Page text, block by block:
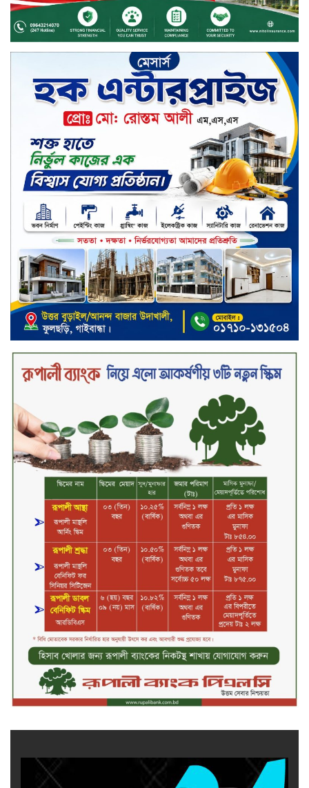
চুয়াডাঙ্গায় বিএআরআই’র কৃষি গবেষণা
কেন্দ্র, মেহেরপুর এর আঞ্চলিক রিভিউ
কর্মশালা/২০২৫-২৬ অনুষ্ঠিত
মুসলিম নিকাহ রেজিস্ট্রার কল্যাণ
পরিষদের সম্মেলন অনুষ্ঠিত
দীর্ঘস্থায়ী ৭,৫০০ এমএএইচ ব্যাটারি
এবং শক্তিশালী গরিলা গ্লাস ৭আই সুরক্ষা
নিয়ে শাওমি উন্মোচন করল নতুন রেডমি
১৭
খালেদা জিয়ার গাড়ীতে হামলাকারী
রুবেলের গোত্রীয় সন্ত্রাসীদের গ্রেফতারের
দাবি
ক্যাশলেস বাংলাদেশ বিনির্মাণে
ইসলামী ব্যাংকের উদ্যোগে বাংলা
কিউআর নিয়ে বিশিষ্ট আলেমদের সঙ্গে
মতবিনিময় সভা অনুষ্ঠিত
‘শেখ হাসিনা ডিসেম্বরে ফিরলে গণহত্যার
দায় নিয়ে কারাগারে যাবেন,’ আইনমন্ত্রী
মধ্যরাতে শাহজালাল বিমানবন্দরের
বলাকা লাউঞ্জে অগ্নিকাণ্ড
নিরাপদ ও স্বল্পব্যয়ে ক্যাশলেস লেনদেন
গড়তে কাজ করছে বাংলাদেশ ব্যাংক:
গভর্নর
জীবননগর সীমান্ত দিয়ে ভারতে অবৈধ
অনুপ্রবেশের সময় ৮ বাংলাদেশি নারী
আটক